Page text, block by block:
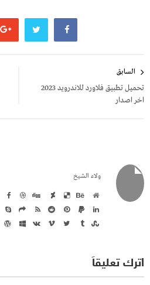
المقالات
السابق
تحميل تطبيق فلاورد للاندرويد 2023
اخر اصدار
ولاء الشيخ
اترك تعليقاً